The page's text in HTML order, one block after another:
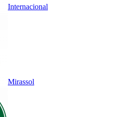
Internacional
Mirassol